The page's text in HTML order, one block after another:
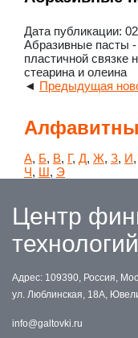
Дата публикации:
Абразивные пасты
пластичной связке
стеарина и олеина
◄ Предыдущая
А, Б, В, Г, Д, Ж, З, И,
Ч, Ш, Э
Центр
технологий
Адрес: 109390, Россия,
ул. Люблинская, 18А,
info@galtovki.ru